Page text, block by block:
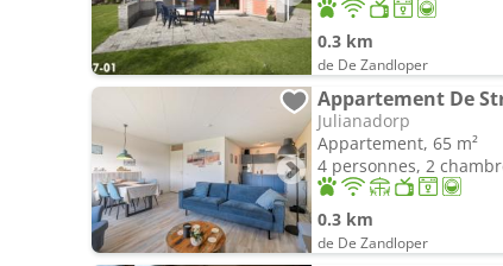
0.3 km
de De Zandloper
Appartement De
Julianadorp
Appartement, 65 m²
4 personnes, 2
0.3 km
de De Zandloper